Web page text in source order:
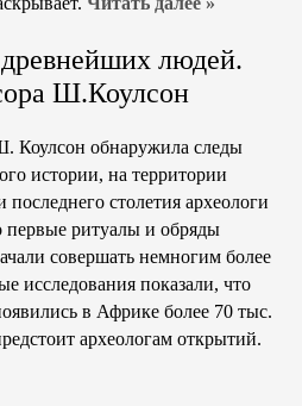
людей.
Ш.Коулсон
Коулсон обнаружила следы
истории, на территории
столетия археологи
первые ритуалы и обряды
совершать немногим более
исследования показали, что
в Африке более 70 тыс.
археологам открытий.